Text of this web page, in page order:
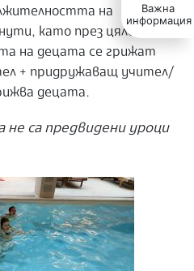
Важна
информация
на
като през цялото
на децата се грижат
+ придружаващ учител/
децата.
не са предвидени уроци